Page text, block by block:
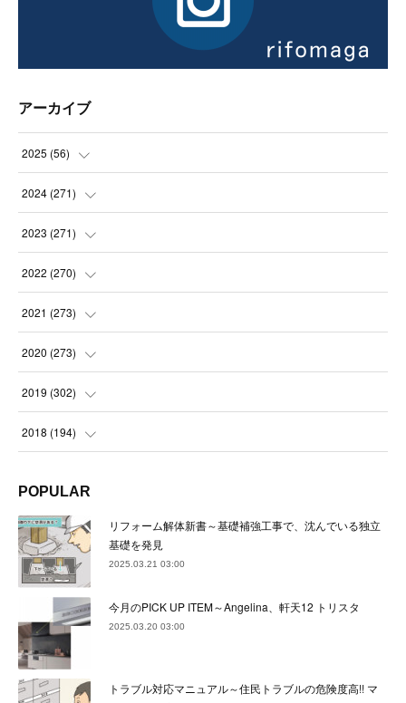
アーカイブ
2025 (56)
(14
(21
(21
2024 (271)
(21
(22
(23
(22
(24)
22)
(22)
(22)
(25
2023 (271)
(22
(23
(23
(21
(23 )
(24
(21
(24)
(21
( 23)
2022 (270)
(23
(23
(22
(23
(22 )
(23
(23
(22)
(24
( 21)
2021 (273)
(24
(23
(22
(23)
(23
(22)
(23
( 24)
2020 (273)
(24
(22
(22)
(24
(24)
(23
( 21)
2019 (302)
(23
(22)
(21)
(27)
(22
33)
2018 (194)
(17)
(32)
(36)
(30
34)
POPULAR
リフォーム解体新書～基礎補強工事で、沈んでいる独立
基礎を発見
2025.03.21 03:00
今月のPICK UP ITEM～Angelina、軒天12 トリスタ
2025.03.20 03:00
トラブル対応マニュアル～住民トラブルの危険度高!! マ